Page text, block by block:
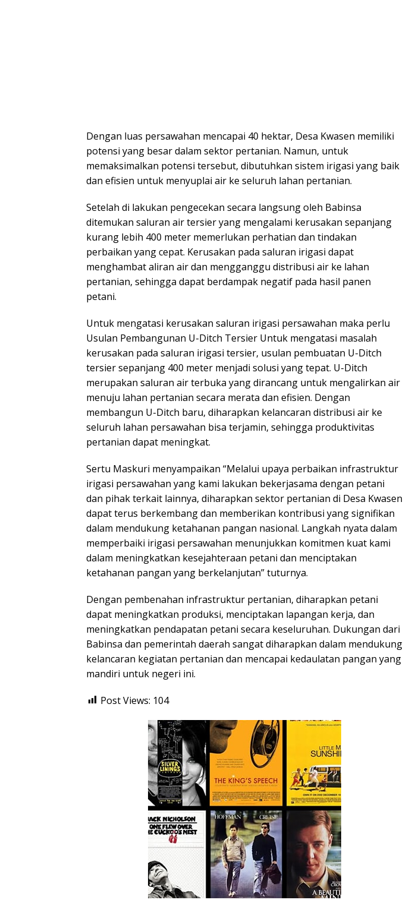
Dengan luas persawahan mencapai 40 hektar, Desa Kwasen memiliki
potensi yang besar dalam sektor pertanian. Namun, untuk
memaksimalkan potensi tersebut, dibutuhkan sistem irigasi yang baik
dan efisien untuk menyuplai air ke seluruh lahan pertanian.
Setelah di lakukan pengecekan secara langsung oleh Babinsa
ditemukan saluran air tersier yang mengalami kerusakan sepanjang
kurang lebih 400 meter memerlukan perhatian dan tindakan
perbaikan yang cepat. Kerusakan pada saluran irigasi dapat
menghambat aliran air dan mengganggu distribusi air ke lahan
pertanian, sehingga dapat berdampak negatif pada hasil panen
petani.
Untuk mengatasi kerusakan saluran irigasi persawahan maka perlu
Usulan Pembangunan U-Ditch Tersier Untuk mengatasi masalah
kerusakan pada saluran irigasi tersier, usulan pembuatan U-Ditch
tersier sepanjang 400 meter menjadi solusi yang tepat. U-Ditch
merupakan saluran air terbuka yang dirancang untuk mengalirkan air
menuju lahan pertanian secara merata dan efisien. Dengan
membangun U-Ditch baru, diharapkan kelancaran distribusi air ke
seluruh lahan persawahan bisa terjamin, sehingga produktivitas
pertanian dapat meningkat.
Sertu Maskuri menyampaikan “Melalui upaya perbaikan infrastruktur
irigasi persawahan yang kami lakukan bekerjasama dengan petani
dan pihak terkait lainnya, diharapkan sektor pertanian di Desa Kwasen
dapat terus berkembang dan memberikan kontribusi yang signifikan
dalam mendukung ketahanan pangan nasional. Langkah nyata dalam
memperbaiki irigasi persawahan menunjukkan komitmen kuat kami
dalam meningkatkan kesejahteraan petani dan menciptakan
ketahanan pangan yang berkelanjutan” tuturnya.
Dengan pembenahan infrastruktur pertanian, diharapkan petani
dapat meningkatkan produksi, menciptakan lapangan kerja, dan
meningkatkan pendapatan petani secara keseluruhan. Dukungan dari
Babinsa dan pemerintah daerah sangat diharapkan dalam mendukung
kelancaran kegiatan pertanian dan mencapai kedaulatan pangan yang
mandiri untuk negeri ini.
Post Views: 104